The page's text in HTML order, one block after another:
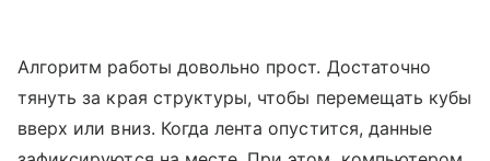
Алгоритм работы довольно прост. Достаточно
тянуть за края структуры, чтобы перемещать кубы
вверх или вниз. Когда лента опустится, данные